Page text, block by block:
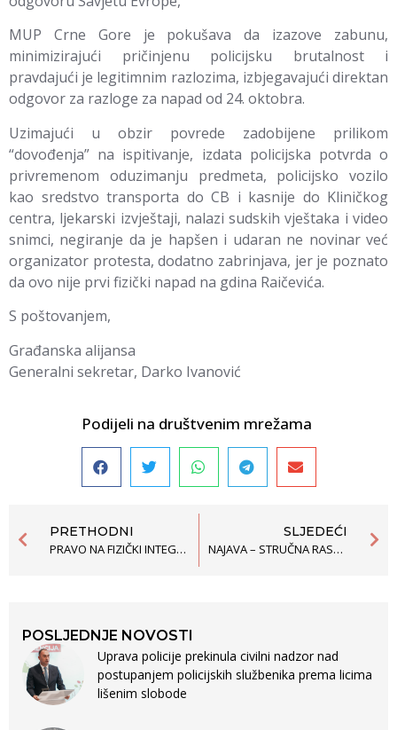
MUP Crne Gore je pokušava da izazove zabunu,
minimizirajući pričinjenu policijsku brutalnost i
pravdajući je legitimnim razlozima, izbjegavajući direktan
odgovor za razloge za napad od 24. oktobra.
Uzimajući u obzir povrede zadobijene prilikom
“dovođenja” na ispitivanje, izdata policijska potvrda o
privremenom oduzimanju predmeta, policijsko vozilo
kao sredstvo transporta do CB i kasnije do Kliničkog
centra, ljekarski izvještaji, nalazi sudskih vještaka i video
snimci, negiranje da je hapšen i udaran ne novinar već
organizator protesta, dodatno zabrinjava, jer je poznato
da ovo nije prvi fizički napad na gdina Raičevića.
S poštovanjem,
Građanska alijansa
Generalni sekretar, Darko Ivanović
Podijeli na društvenim mrežama
PRETHODNI
PRAVO NA FIZIČKI INTEGRITET I LJUDSKO DOSTOJANSTVO: OKTOBARSKI PROTESTI I PRIMJENA POLICIJSKIH OVLAŠĆENJA
SLJEDEĆI
NAJAVA – STRUČNA RASPRAVA NA TEMU ”USTAVNA ŽALBA U PRAKSI USTAVNOG SUDA CRNE GORE”
POSLJEDNJE NOVOSTI
Uprava policije prekinula civilni nadzor nad
postupanjem policijskih službenika prema licima
lišenim slobode